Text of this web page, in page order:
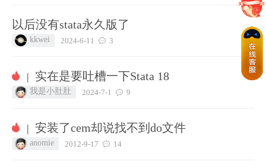
以后没有stata永久版了
kkwei 2024-6-11 3
| 实在是要吐槽一下Stata 18
我是小肚肚 2024-7-1 9
| 安装了cem却说找不到do文件
anomie 2012-9-17 14